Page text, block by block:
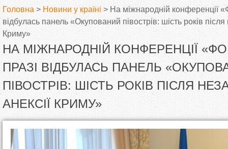
В
и
т
у
Головна > Новини у країні > На міжнародній конференції
відбулась панель «Окупований півострів: шість років після
Криму»
НА МІЖНАРОДНІЙ КОНФЕРЕНЦІЇ
ПРАЗІ ВІДБУЛАСЬ ПАНЕЛЬ
ПІВОСТРІВ: ШІСТЬ РОКІВ ПІСЛЯ
АНЕКСІЇ КРИМУ»